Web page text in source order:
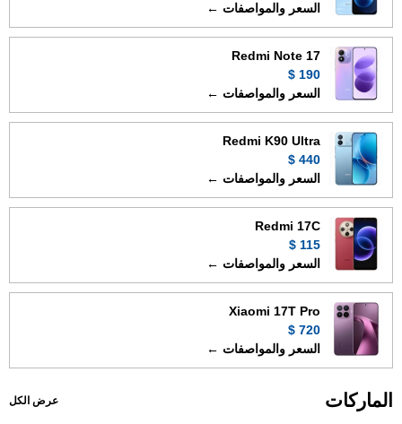
السعر والمواصفات ←
Redmi Note 17
190 $
السعر والمواصفات ←
Redmi K90 Ultra
440 $
السعر والمواصفات ←
Redmi 17C
115 $
السعر والمواصفات ←
Xiaomi 17T Pro
720 $
السعر والمواصفات ←
الماركات عرض الكل